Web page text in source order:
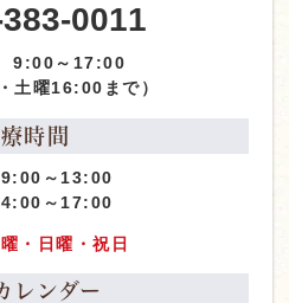
0011
9:00～17:00
土曜16:00まで）
時間
～13:00
～17:00
・日曜・祝日
レンダー